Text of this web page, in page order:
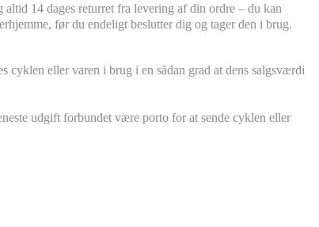
14 dages returret fra levering af din ordre – du kan
før du endeligt beslutter dig og tager den i brug.
cyklen eller varen i brug i en sådan grad at dens salgsværdi
udgift forbundet være porto for at sende cyklen eller